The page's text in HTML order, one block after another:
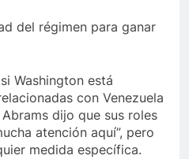
del régimen para ganar
Washington está
con Venezuela
dijo que sus roles
atención aquí”, pero
medida específica.